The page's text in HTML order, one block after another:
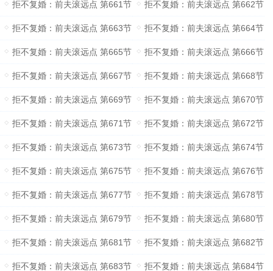
拒不复婚：前夫滚远点 第661节 拒不复婚：前夫滚远点 第662节
拒不复婚：前夫滚远点 第663节 拒不复婚：前夫滚远点 第664节
拒不复婚：前夫滚远点 第665节 拒不复婚：前夫滚远点 第666节
拒不复婚：前夫滚远点 第667节 拒不复婚：前夫滚远点 第668节
拒不复婚：前夫滚远点 第669节 拒不复婚：前夫滚远点 第670节
拒不复婚：前夫滚远点 第671节 拒不复婚：前夫滚远点 第672节
拒不复婚：前夫滚远点 第673节 拒不复婚：前夫滚远点 第674节
拒不复婚：前夫滚远点 第675节 拒不复婚：前夫滚远点 第676节
拒不复婚：前夫滚远点 第677节 拒不复婚：前夫滚远点 第678节
拒不复婚：前夫滚远点 第679节 拒不复婚：前夫滚远点 第680节
拒不复婚：前夫滚远点 第681节 拒不复婚：前夫滚远点 第682节
拒不复婚：前夫滚远点 第683节 拒不复婚：前夫滚远点 第684节